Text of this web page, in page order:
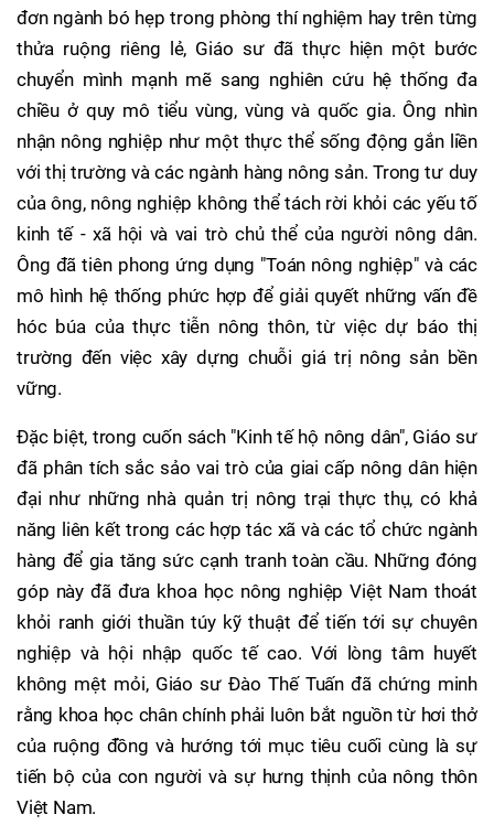
đơn ngành bó hẹp trong phòng thí nghiệm hay trên từng
thửa ruộng riêng lẻ, Giáo sư đã thực hiện một bước
chuyển mình mạnh mẽ sang nghiên cứu hệ thống đa
chiều ở quy mô tiểu vùng, vùng và quốc gia. Ông nhìn
nhận nông nghiệp như một thực thể sống động gắn liền
với thị trường và các ngành hàng nông sản. Trong tư duy
của ông, nông nghiệp không thể tách rời khỏi các yếu tố
kinh tế - xã hội và vai trò chủ thể của người nông dân.
Ông đã tiên phong ứng dụng "Toán nông nghiệp" và các
mô hình hệ thống phức hợp để giải quyết những vấn đề
hóc búa của thực tiễn nông thôn, từ việc dự báo thị
trường đến việc xây dựng chuỗi giá trị nông sản bền
vững.
Đặc biệt, trong cuốn sách "Kinh tế hộ nông dân", Giáo sư
đã phân tích sắc sảo vai trò của giai cấp nông dân hiện
đại như những nhà quản trị nông trại thực thụ, có khả
năng liên kết trong các hợp tác xã và các tổ chức ngành
hàng để gia tăng sức cạnh tranh toàn cầu. Những đóng
góp này đã đưa khoa học nông nghiệp Việt Nam thoát
khỏi ranh giới thuần túy kỹ thuật để tiến tới sự chuyên
nghiệp và hội nhập quốc tế cao. Với lòng tâm huyết
không mệt mỏi, Giáo sư Đào Thế Tuấn đã chứng minh
rằng khoa học chân chính phải luôn bắt nguồn từ hơi thở
của ruộng đồng và hướng tới mục tiêu cuối cùng là sự
tiến bộ của con người và sự hưng thịnh của nông thôn
Việt Nam.